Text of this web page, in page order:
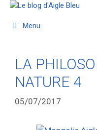
Menu
LA
NATURE 4
05/07/2017